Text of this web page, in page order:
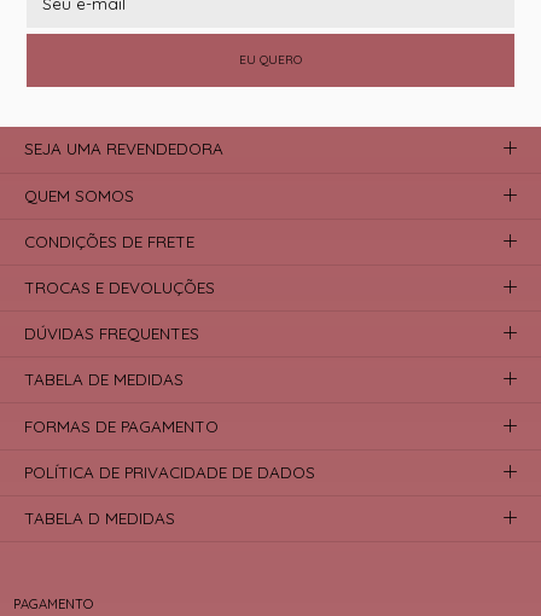
EU QUERO
PAGAMENTO
SEJA UMA REVENDEDORA
QUEM SOMOS
CONDIÇÕES DE FRETE
TROCAS E DEVOLUÇÕES
DÚVIDAS FREQUENTES
TABELA DE MEDIDAS
FORMAS DE PAGAMENTO
POLÍTICA DE PRIVACIDADE DE DADOS
TABELA D MEDIDAS